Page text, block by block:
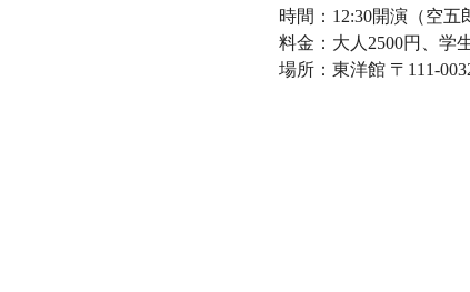
時間：12:30開演（空五
料金：大人2500円、学
場所：東洋館 〒111-